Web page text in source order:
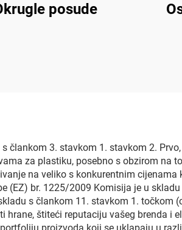
posude
s člankom 3. stavkom 1. stavkom 2.
za plastiku, posebno s obzirom na
na veliko s konkurentnim
(EZ) br. 1225/2009 Komisija je u
s člankom 11. stavkom 1. točkom
hrane, štiteći reputaciju vašeg brenda i